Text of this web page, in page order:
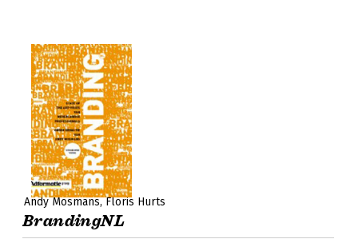
Andy Mosmans Floris Hurts
BrandingNL